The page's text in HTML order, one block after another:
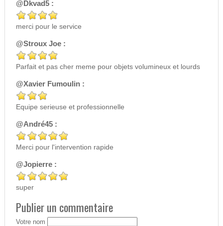
@Dkvad5 :
merci pour le service
@Stroux Joe :
Parfait et pas cher meme pour objets volumineux et lourds
@Xavier Fumoulin :
Equipe serieuse et professionnelle
@André45 :
Merci pour l'intervention rapide
@Jopierre :
super
Publier un commentaire
Votre nom